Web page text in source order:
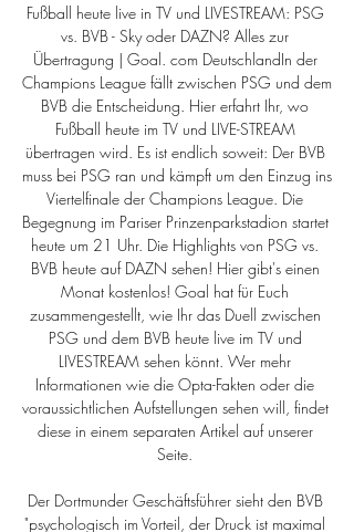
Fußball heute live in TV und LIVESTREAM: PSG
vs. BVB - Sky oder DAZN? Alles zur
Übertragung | Goal. com DeutschlandIn der
Champions League fällt zwischen PSG und dem
BVB die Entscheidung. Hier erfahrt Ihr, wo
Fußball heute im TV und LIVE-STREAM
übertragen wird. Es ist endlich soweit: Der BVB
muss bei PSG ran und kämpft um den Einzug ins
Viertelfinale der Champions League. Die
Begegnung im Pariser Prinzenparkstadion startet
heute um 21 Uhr. Die Highlights von PSG vs.
BVB heute auf DAZN sehen! Hier gibt's einen
Monat kostenlos! Goal hat für Euch
zusammengestellt, wie Ihr das Duell zwischen
PSG und dem BVB heute live im TV und
LIVESTREAM sehen könnt. Wer mehr
Informationen wie die Opta-Fakten oder die
voraussichtlichen Aufstellungen sehen will, findet
diese in einem separaten Artikel auf unserer
Seite.
Der Dortmunder Geschäftsführer sieht den BVB
"psychologisch im Vorteil, der Druck ist maximal